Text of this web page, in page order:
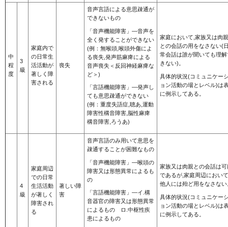
中
程
度
3
級
家庭内で
の日常生
活活動が
著しく障
害される
喪失
音声言語による意思疎通が
できないもの
「音声機能障害」―音声を
全く発することができない
(例：無喉頭,喉頭外傷によ
る喪失,発声筋麻痺による
音声喪失＜反回神経麻痺な
ど＞)
「言語機能障害」―発声し
ても意思疎通ができない
(例：重度失語症,聴あ,運動
障害性構音障害,脳性麻痺
構音障害,ろうあ)
家庭において,家族又は肉親
との会話の用をなさない(
常会話は誰が聞いても理解
きない)。
具体的状況(コミュニケー
ョン活動の場とレベル)は
に例示してある。
4
級
家庭周辺
での日常
生活活動
が著しく
障害され
る
著しい障
害
音声言語のみ用いて意思を
疎通することが困難なもの
「音声機能障害」―喉頭の
障害又は形態異常によるも
の
「言語機能障害」―イ.構
音器官の障害又は形態異常
によるもの ロ.中枢性疾
患によるもの
家族又は肉親との会話は可
であるが,家庭周辺において
他人には殆ど用をなさない
具体的状況(コミュニケー
ョン活動の場とレベル)は
に例示してある。